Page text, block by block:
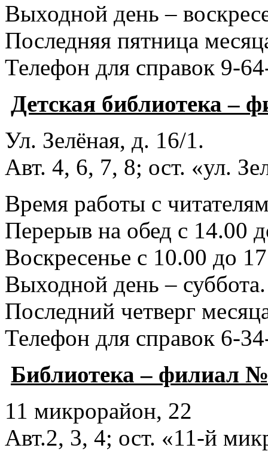
Выходной день –
Последняя пятница
Телефон для справок 9-
Детская библиотека –
Ул. Зелёная, д. 16/1.
Авт. 4, 6, 7, 8; ост. «ул.
Время работы с
Перерыв на обед с 14.00
Воскресенье с 10.00 до
Выходной день – суббота.
Последний четверг
Телефон для справок 6-
Библиотека – филиал
11 микрорайон, 22
Авт.2, 3, 4; ост. «11-й